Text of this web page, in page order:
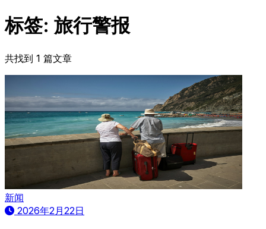
标签: 旅行警报
共找到 1 篇文章
新闻
2026年2月22日